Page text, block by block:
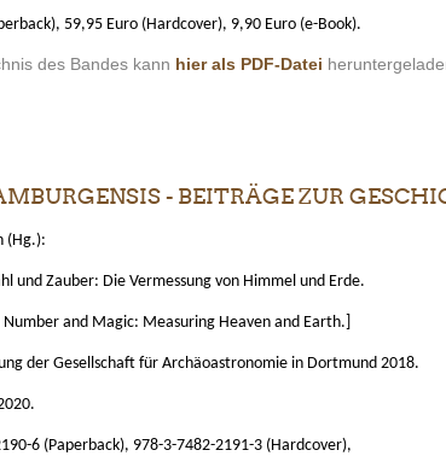
59,95 Euro (Hardcover), 9,90 Euro (e-Book).
des Bandes kann hier als PDF-Datei
- BEITRÄGE ZUR
(Hg.):
und Zauber: Die Vermessung von Himmel und Erde.
and Magic: Measuring Heaven and Earth.]
der Gesellschaft für Archäoastronomie in Dortmund 2018.
6 (Paperback), 978-3-7482-2191-3 (Hardcover),